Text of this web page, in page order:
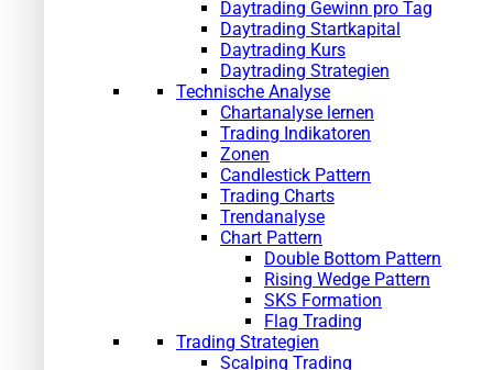
Daytrading Gewinn pro Tag
Daytrading Startkapital
Daytrading Kurs
Daytrading Strategien
Technische Analyse
Chartanalyse lernen
Trading Indikatoren
Zonen
Candlestick Pattern
Trading Charts
Trendanalyse
Chart Pattern
Double Bottom Pattern
Rising Wedge Pattern
SKS Formation
Flag Trading
Trading Strategien
Scalping Trading